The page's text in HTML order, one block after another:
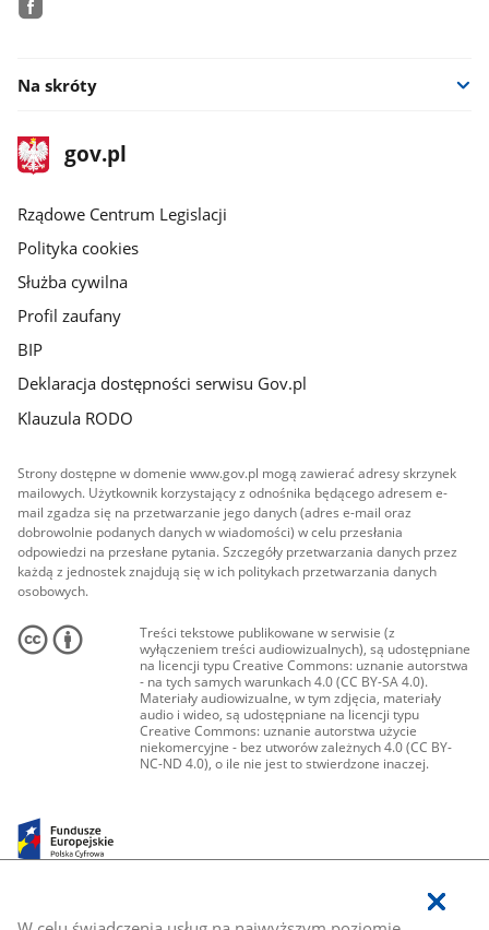
Na skróty
stopka
gov.plStrona
gov.pl
Rządowe Centrum Legislacji
Polityka cookies
Służba cywilna
Profil zaufany
BIP
Deklaracja dostępności serwisu Gov.pl
Klauzula RODO
Strony dostępne w domenie www.gov.pl mogą zawierać adresy skrzynek
mailowych. Użytkownik korzystający z odnośnika będącego adresem e-
mail zgadza się na przetwarzanie jego danych (adres e-mail oraz
dobrowolnie podanych danych w wiadomości) w celu przesłania
odpowiedzi na przesłane pytania. Szczegóły przetwarzania danych przez
każdą z jednostek znajdują się w ich politykach przetwarzania danych
osobowych.
Treści tekstowe publikowane w serwisie (z
wyłączeniem treści audiowizualnych), są udostępniane
na licencji typu Creative Commons: uznanie autorstwa
- na tych samych warunkach 4.0 (CC BY-SA 4.0).
Materiały audiowizualne, w tym zdjęcia, materiały
audio i wideo, są udostępniane na licencji typu
Creative Commons: uznanie autorstwa użycie
niekomercyjne - bez utworów zależnych 4.0 (CC BY-
NC-ND 4.0), o ile nie jest to stwierdzone inaczej.